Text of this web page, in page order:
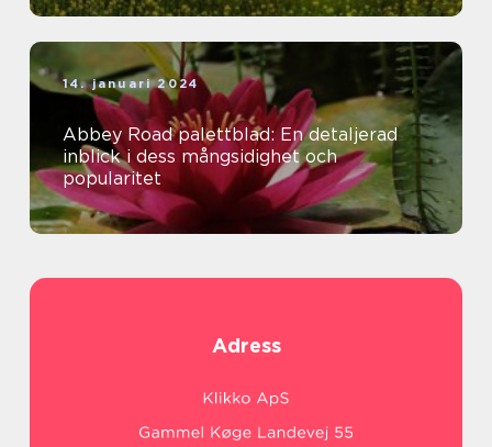
14. januari 2024
Abbey Road palettblad: En detaljerad
inblick i dess mångsidighet och
popularitet
Adress